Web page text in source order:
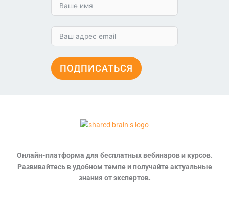
ПОДПИСАТЬСЯ
Онлайн-платформа для бесплатных вебинаров и курсов.
Развивайтесь в удобном темпе и получайте актуальные
знания от экспертов.